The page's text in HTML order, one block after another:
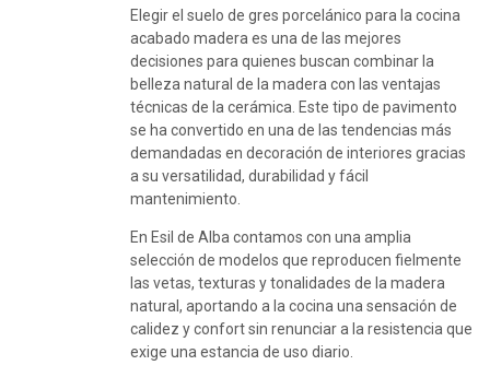
Elegir el suelo de gres porcelánico para la cocina
acabado madera es una de las mejores
decisiones para quienes buscan combinar la
belleza natural de la madera con las ventajas
técnicas de la cerámica. Este tipo de pavimento
se ha convertido en una de las tendencias más
demandadas en decoración de interiores gracias
a su versatilidad, durabilidad y fácil
mantenimiento.
En Esil de Alba contamos con una amplia
selección de modelos que reproducen fielmente
las vetas, texturas y tonalidades de la madera
natural, aportando a la cocina una sensación de
calidez y confort sin renunciar a la resistencia que
exige una estancia de uso diario.